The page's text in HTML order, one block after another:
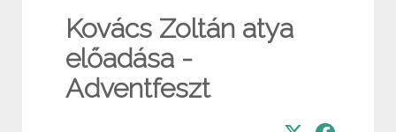
Kovács Zoltán atya
előadása -
Adventfeszt